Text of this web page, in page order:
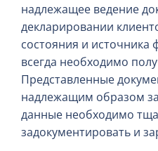
надлежащее ведение
декларировании
состояния и источника
всегда необходимо
Представленные
надлежащим образом
данные необходимо
задокументировать и